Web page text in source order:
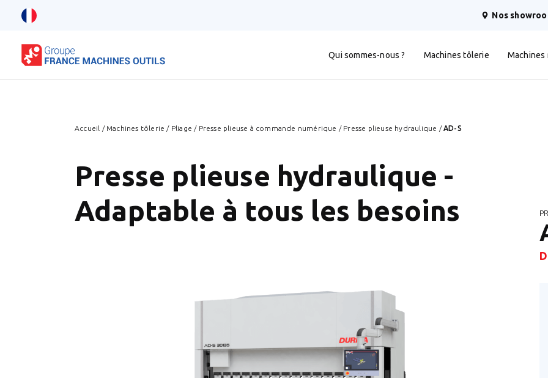
Nos
Qui sommes-nous ? Machines tôlerie Machines
Accueil / Machines tôlerie / Pliage / Presse plieuse à commande numérique / Presse plieuse hydraulique /AD-S
Presse plieuse hydraulique -
Adaptable à tous les besoins